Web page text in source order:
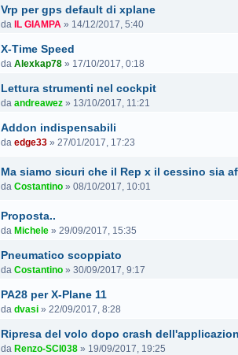
Vrp per gps default di xplane
da IL GIAMPA » 14/12/2017, 5:40
X-Time Speed
da Alexkap78 » 17/10/2017, 0:18
Lettura strumenti nel cockpit
da andreawez » 13/10/2017, 11:21
Addon indispensabili
da edge33 » 27/01/2017, 17:23
Ma siamo sicuri che il Rep x il cessino sia
da Costantino » 08/10/2017, 10:01
Proposta..
da Michele » 29/09/2017, 15:35
Pneumatico scoppiato
da Costantino » 30/09/2017, 9:17
PA28 per X-Plane 11
da dvasi » 22/09/2017, 8:28
Ripresa del volo dopo crash
da Renzo-SCI038 » 19/09/2017, 19:25